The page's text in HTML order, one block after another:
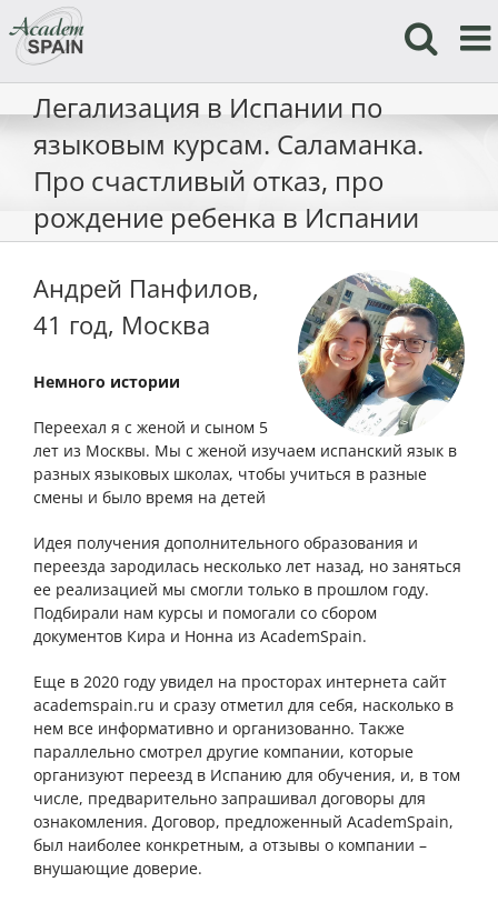
to
content
Легализация в Испании по
языковым курсам. Саламанка.
Про счастливый отказ, про
рождение ребенка в Испании
Андрей Панфилов,
41 год, Москва
Немного истории
Переехал я с женой и сыном 5
лет из Москвы. Мы с женой изучаем испанский язык в
разных языковых школах, чтобы учиться в разные
смены и было время на детей
Идея получения дополнительного образования и
переезда зародилась несколько лет назад, но заняться
ее реализацией мы смогли только в прошлом году.
Подбирали нам курсы и помогали со сбором
документов Кира и Нонна из AcademSpain.
Еще в 2020 году увидел на просторах интернета сайт
academspain.ru и сразу отметил для себя, насколько в
нем все информативно и организованно. Также
параллельно смотрел другие компании, которые
организуют переезд в Испанию для обучения, и, в том
числе, предварительно запрашивал договоры для
ознакомления. Договор, предложенный AcademSpain,
был наиболее конкретным, а отзывы о компании –
внушающие доверие.